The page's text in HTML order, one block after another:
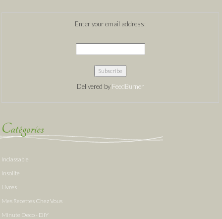
Enter your email address:
Delivered by FeedBurner
Catégories
Inclassable
Insolite
Livres
Mes Recettes Chez Vous
Minute Deco - DIY